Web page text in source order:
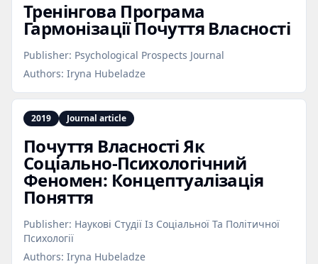
Тренінгова Програма
Гармонізації Почуття Власності
Publisher: Psychological Prospects Journal
Authors: Iryna Hubeladze
2019 Journal article
Почуття Власності Як
Соціально‑Психологічний
Феномен: Концептуалізація
Поняття
Publisher: Наукові Студії Із Соціальної Та Політичної
Психології
Authors: Iryna Hubeladze